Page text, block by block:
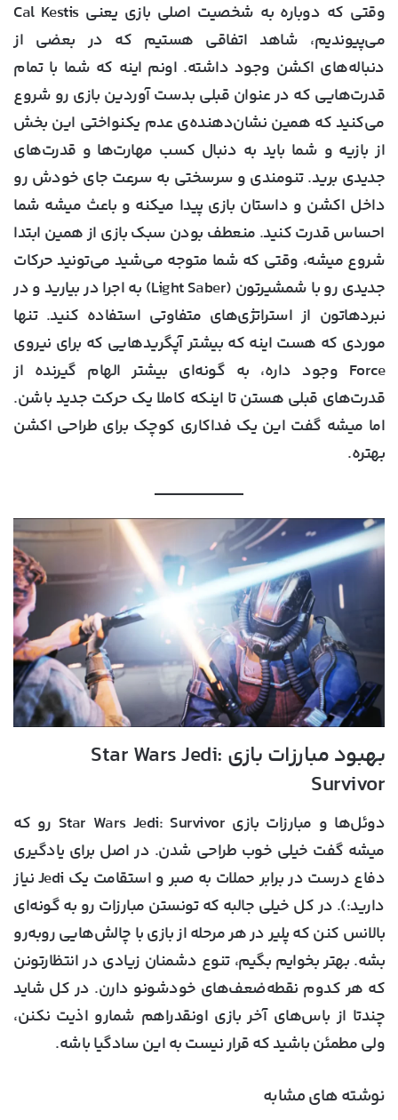
وقتی که دوباره به شخصیت اصلی بازی یعنی Cal Kestis
می‌پیوندیم، شاهد اتفاقی هستیم که در بعضی از
دنباله‌های اکشن وجود داشته. اونم اینه که شما با تمام
قدرت‌هایی که در عنوان قبلی بدست ‌آوردین بازی رو شروع
می‌کنید که همین نشان‌دهنده‌ی عدم یکنواختی این بخش
از بازیه و شما باید به دنبال کسب مهارت‌ها و قدرت‌های
جدیدی برید. تنومندی و سرسختی به سرعت جای خودش رو
داخل اکشن و داستان بازی پیدا میکنه و باعث میشه شما
احساس قدرت کنید. منعطف بودن سبک بازی از همین ابتدا
شروع میشه، وقتی که شما متوجه می‌شید می‌تونید حرکات
جدیدی رو با شمشیرتون (Light Saber) به اجرا در بیارید و در
نبردهاتون از استراتژی‌های متفاوتی استفاده کنید. تنها
موردی که هست اینه که بیشتر آپگریدهایی که برای نیروی
Force وجود داره، به گونه‌ای بیشتر الهام گیرنده از
قدرت‌های قبلی هستن تا اینکه کاملا یک حرکت جدید باشن.
اما میشه گفت این یک فداکاری کوچک برای طراحی اکشن
بهتره.
بهبود مبارزات بازی Star Wars Jedi:
Survivor
دوئل‌ها و مبارزات بازی Star Wars Jedi: Survivor رو که
میشه گفت خیلی خوب طراحی شدن. در اصل برای یادگیری
دفاع درست در برابر حملات به صبر و استقامت یک Jedi نیاز
دارید:). در کل خیلی جالبه که تونستن مبارزات رو به گونه‌ای
بالانس کنن که پلیر در هر مرحله از بازی با چالش‌هایی رو‌به‌رو
بشه. بهتر بخوایم بگیم، تنوع دشمنان زیادی در انتظارتونن
که هر کدوم نقطه‌ضعف‌های خودشونو دارن. در کل شاید
چندتا از باس‌های آخر بازی اونقدراهم شمارو اذیت نکنن،
ولی مطمئن باشید که قرار نیست به این سادگیا باشه.
نوشته های مشابه